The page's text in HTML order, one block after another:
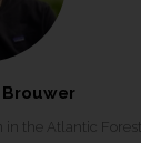
Brouwer
in the Atlantic Forest